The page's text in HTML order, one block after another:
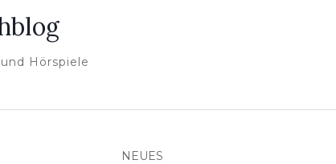
Hörspiele
NEUES